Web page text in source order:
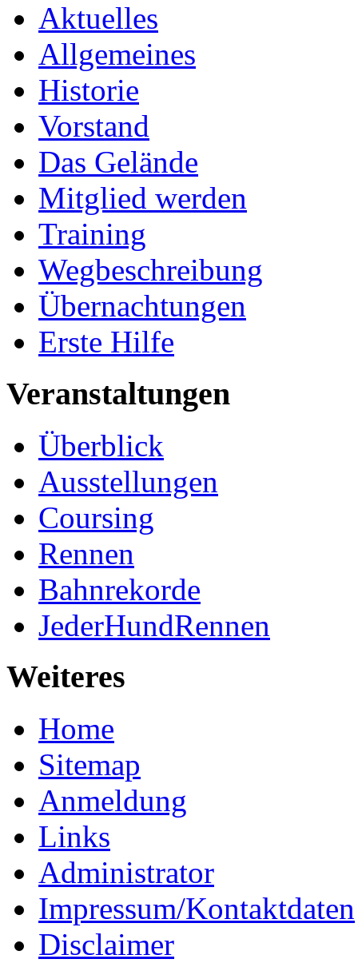
Aktuelles
Allgemeines
Historie
Vorstand
Das Gelände
Mitglied werden
Training
Wegbeschreibung
Übernachtungen
Erste Hilfe
Veranstaltungen
Überblick
Ausstellungen
Coursing
Rennen
Bahnrekorde
JederHundRennen
Weiteres
Home
Sitemap
Anmeldung
Links
Administrator
Impressum/Kontaktdaten
Disclaimer